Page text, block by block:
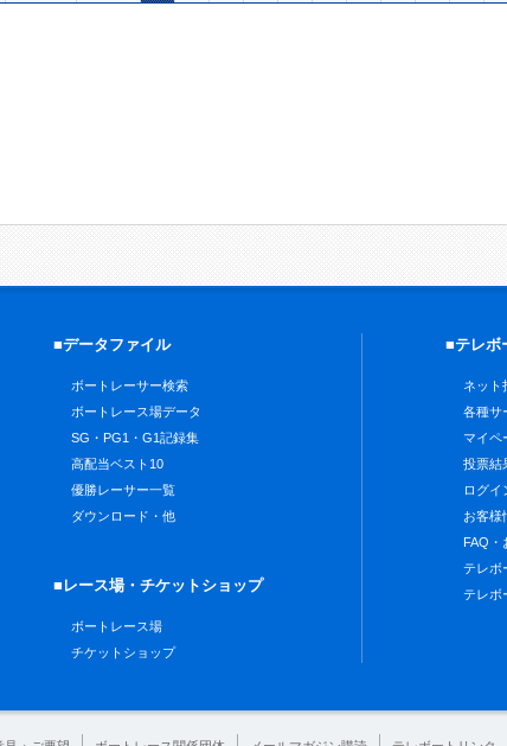
■データファイル
ボートレーサー検索
ボートレース場データ
SG・PG1・G1記録集
高配当ベスト10
優勝レーサー一覧
ダウンロード・他
■レース場・チケットショップ
ボートレース場
チケットショップ
■テレボ
ネット
各種サ
マイペ
投票結
ログイ
お客様
FAQ・
テレボ
テレボ